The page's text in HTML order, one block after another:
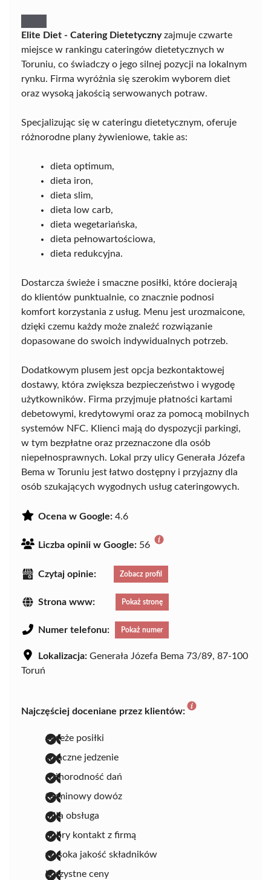
Elite Diet - Catering Dietetycznyzajmuje czwarte
miejsce w rankingu cateringów dietetycznych w
Toruniu, co świadczy o jego silnej pozycji na lokalnym
rynku. Firma wyróżnia się szerokim wyborem diet
oraz wysoką jakością serwowanych potraw.
Specjalizując się w cateringu dietetycznym, oferuje
różnorodne plany żywieniowe, takie as:
dieta optimum,
dieta iron,
dieta slim,
dieta low carb,
dieta wegetariańska,
dieta pełnowartościowa,
dieta redukcyjna.
Dostarcza świeże i smaczne posiłki, które docierają
do klientów punktualnie, co znacznie podnosi
komfort korzystania z usług. Menu jest urozmaicone,
dzięki czemu każdy może znaleźć rozwiązanie
dopasowane do swoich indywidualnych potrzeb.
Dodatkowym plusem jest opcja bezkontaktowej
dostawy, która zwiększa bezpieczeństwo i wygodę
użytkowników. Firma przyjmuje płatności kartami
debetowymi, kredytowymi oraz za pomocą mobilnych
systemów NFC. Klienci mają do dyspozycji parkingi,
w tym bezpłatne oraz przeznaczone dla osób
niepełnosprawnych. Lokal przy ulicy Generała Józefa
Bema w Toruniu jest łatwo dostępny i przyjazny dla
osób szukających wygodnych usług cateringowych.
Ocena w Google: 4.6
Liczba opinii w Google: 56
Czytaj opinie: Zobacz profil
Strona www: Pokaż stronę
Numer telefonu: Pokaż numer
Lokalizacja: Generała Józefa Bema 73/89, 87-100
Toruń
Najczęściej doceniane przez klientów:
świeże posiłki
smaczne jedzenie
różnorodność dań
terminowy dowóz
miła obsługa
dobry kontakt z firmą
wysoka jakość składników
korzystne ceny